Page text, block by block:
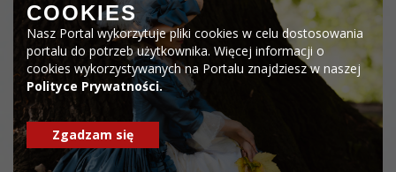
COOKIES
Nasz Portal wykorzytuje pliki cookies w celu dostosowania
portalu do potrzeb użytkownika. Więcej informacji o
cookies wykorzystywanych na Portalu znajdziesz w naszej
Polityce Prywatności.
Zgadzam się